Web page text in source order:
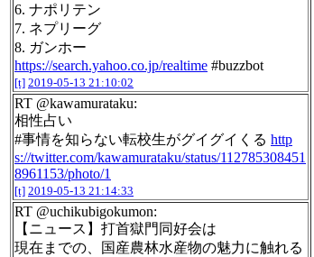
6. ナポリテン
7. ネプリーグ
8. ガンホー
https://search.yahoo.co.jp/realtime #buzzbot
[t] 2019-05-13 21:10:02
RT @kawamurataku:
相性占い
#事情を知らない転校生がグイグイくる http
s://twitter.com/kawamurataku/status/112785308451
8961153/photo/1
[t] 2019-05-13 21:14:33
RT @uchikubigokumon:
【ニュース】打首獄門同好会は
現在までの、国産農林水産物の魅力に触れる